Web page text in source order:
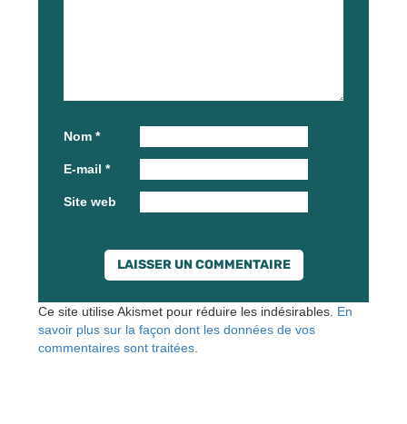
Nom *
E-mail *
Site web
Ce site utilise Akismet pour réduire les indésirables. En
savoir plus sur la façon dont les données de vos
commentaires sont traitées